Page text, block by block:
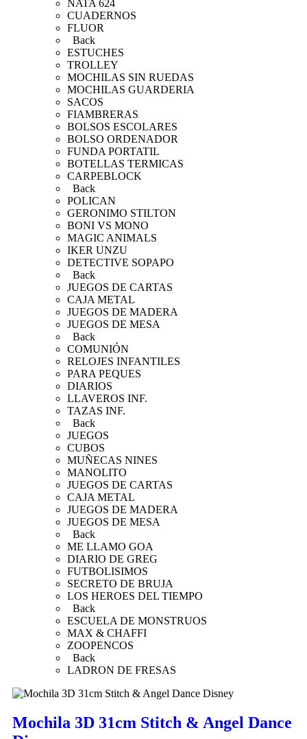
NATA 624
CUADERNOS
FLUOR
Back
ESTUCHES
TROLLEY
MOCHILAS SIN RUEDAS
MOCHILAS GUARDERIA
SACOS
FIAMBRERAS
BOLSOS ESCOLARES
BOLSO ORDENADOR
FUNDA PORTATIL
BOTELLAS TERMICAS
CARPEBLOCK
Back
POLICAN
GERONIMO STILTON
BONI VS MONO
MAGIC ANIMALS
IKER UNZU
DETECTIVE SOPAPO
Back
JUEGOS DE CARTAS
CAJA METAL
JUEGOS DE MADERA
JUEGOS DE MESA
Back
COMUNIÓN
RELOJES INFANTILES
PARA PEQUES
DIARIOS
LLAVEROS INF.
TAZAS INF.
Back
JUEGOS
CUBOS
MUÑECAS NINES
MANOLITO
JUEGOS DE CARTAS
CAJA METAL
JUEGOS DE MADERA
JUEGOS DE MESA
Back
ME LLAMO GOA
DIARIO DE GREG
FUTBOLISIMOS
SECRETO DE BRUJA
LOS HEROES DEL TIEMPO
Back
ESCUELA DE MONSTRUOS
MAX & CHAFFI
ZOOPENCOS
Back
LADRON DE FRESAS
Mochila 3D 31cm Stitch & Angel Dance